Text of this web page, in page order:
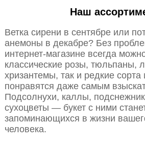
Наш
Ветка сирени в сентябре или
анемоны в декабре? Без
интернет-магазине всегда
классические розы, тюльпаны,
хризантемы, так и редкие сорта
понравятся даже самым
Подсолнухи, каллы,
сухоцветы — букет с ними
запоминающихся в жизни
человека.